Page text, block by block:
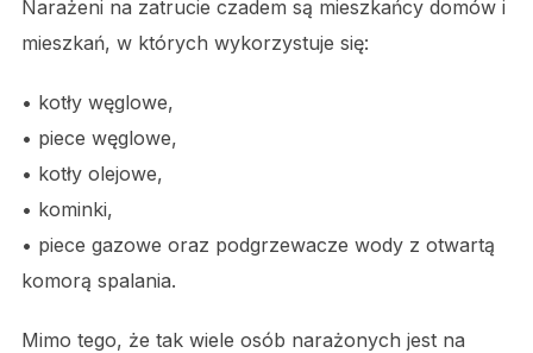
Narażeni na zatrucie czadem są mieszkańcy domów i
mieszkań, w których wykorzystuje się:
• kotły węglowe,
• piece węglowe,
• kotły olejowe,
• kominki,
• piece gazowe oraz podgrzewacze wody z otwartą
komorą spalania.
Mimo tego, że tak wiele osób narażonych jest na